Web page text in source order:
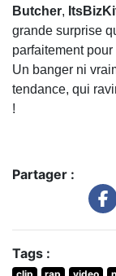
Butcher,
grande surprise
parfaitement
Un banger ni
tendance, qui
!
Partager :
Tags :